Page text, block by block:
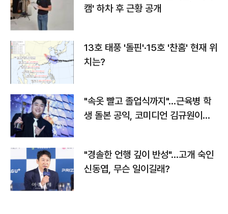
캠' 하차 후 근황 공개
13호 태풍 '돌핀'·15호 '찬홈' 현재 위
치는?
"속옷 빨고 졸업식까지"…근육병 학
생 돌본 공익, 코미디언 김규원이었
"경솔한 언행 깊이 반성"…고개 숙인
신동엽, 무슨 일이길래?